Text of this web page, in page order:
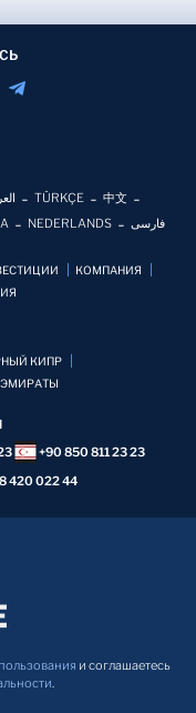
TÜRKÇE
中文
NEDERLANDS فارسی
КОМПАНИЯ
КИПР
+90 850 811 23 23
420 022 44
и соглашаетесь
.